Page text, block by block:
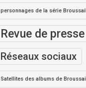
personnages de la série
Revue de presse
Réseaux sociaux
Satellites des albums de